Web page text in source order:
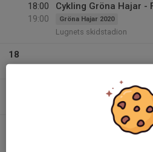
18:00
19:00
Cykling Gröna Hajar -
Gröna Hajar 2020
Lugnets skidstadion
18
Lila Pumor 2008-
Röda Pandor MTB-